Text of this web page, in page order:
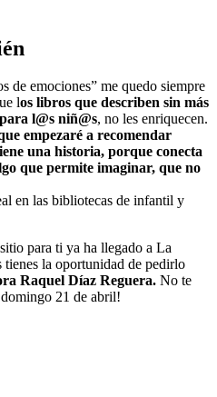
de emociones” me quedo siempre
los libros que describen sin más
l@s niñ@s, no les enriquecen.
empezaré a recomendar
una historia, porque conecta
que permite imaginar, que no
en las bibliotecas de infantil y
para ti ya ha llegado a La
tienes la oportunidad de pedirlo
Raquel Díaz Reguera. No te
21 de abril!